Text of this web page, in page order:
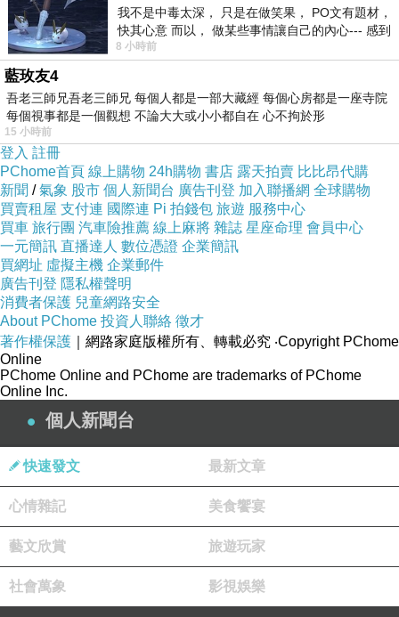
我不是中毒太深， 只是在做笑果， PO文有題材，
快其心意 而以， 做某些事情讓自己的內心--- 感到
愉快。
8 小時前
藍玫友4
吾老三師兄吾老三師兄 每個人都是一部大藏經 每個心房都是一座寺院
每個視事都是一個觀想 不論大大或小小都自在 心不拘於形
15 小時前
登入 註冊
PChome首頁 線上購物 24h購物 書店 露天拍賣 比比昂代購
新聞 /氣象 股市 個人新聞台 廣告刊登 加入聯播網 全球購物
買賣租屋 支付連 國際連 Pi 拍錢包 旅遊 服務中心
買車 旅行團 汽車險推薦 線上麻將 雜誌 星座命理 會員中心
一元簡訊 直播達人 數位憑證 企業簡訊
買網址 虛擬主機 企業郵件
廣告刊登 隱私權聲明
消費者保護 兒童網路安全
About PChome 投資人聯絡 徵才
著作權保護 ｜網路家庭版權所有、轉載必究 ‧Copyright PChome
Online
PChome Online and PChome are trademarks of PChome
Online Inc.
個人新聞台
快速發文 最新文章
心情雜記 美食饗宴
藝文欣賞 旅遊玩家
社會萬象 影視娛樂